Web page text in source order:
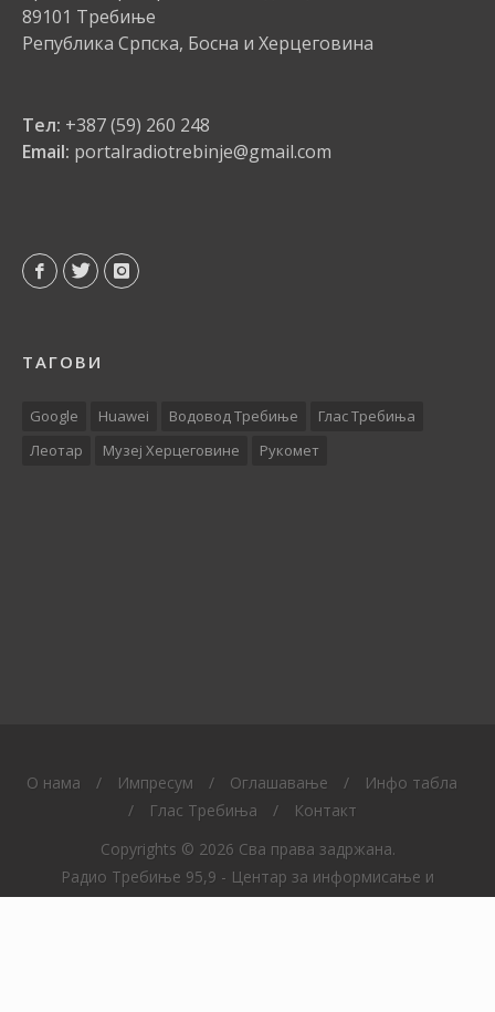
89101 Требиње
Република Српска, Босна и Херцеговина
Тел: +387 (59) 260 248
Email: portalradiotrebinje@gmail.com
ТАГОВИ
Google Huawei Водовод Требиње
Глас Требиња
Леотар
Музеј Херцеговине Рукомет
O нама / Импресум / Оглашавање /
Инфо табла
/
Глас Требиња /
Контакт
Copyrights © 2026 Сва права задржана.
Радио Требиње 95,9 - Центар за информисање и